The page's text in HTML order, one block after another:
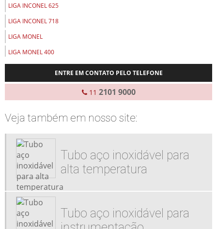
LIGA INCONEL 625
LIGA INCONEL 718
LIGA MONEL
LIGA MONEL 400
LIGAS ESPECIAIS
PEÇAS USINADAS
PERFIL DE AÇO INOXIDÁVEL
VENDA DE LIGAS ESPECIAIS
PEÇAS PARA MANUTENÇÃO INDUSTRIAL
VENDA DE BARRAS DE AÇO INOX
USINAGEM AÇO INOXIDÁVEL
USINAGEM DE PEÇAS EM AÇO INOX
FABRICAÇÃO DE TUBO SEM COSTURA
ENTRE EM CONTATO PELO TELEFONE
11 2101 9000
Veja também em nosso site:
Tubo aço inoxidável para
alta temperatura
Tubo aço inoxidável para